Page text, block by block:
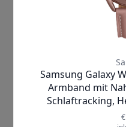
https://www.klarna.com/de/
werden von Klarna in
https://cdn.klarna.com/
e_de/privacybehandelt.